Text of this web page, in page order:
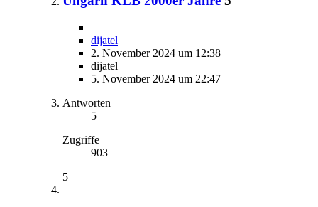
dijatel
2. November 2024 um 12:38
dijatel
5. November 2024 um 22:47
Antworten
5
Zugriffe
903
5